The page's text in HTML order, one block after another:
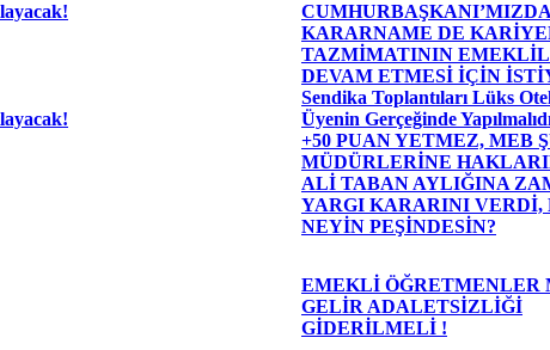
KARARNAME DE
TAZMİMATININ
DEVAM ETMESİ İÇİN
Sendika Toplantıları Lüks
Üyenin Gerçeğinde
+50 PUAN YETMEZ, MEB
MÜDÜRLERİNE
ALİ TABAN AYLIĞINA
YARGI KARARINI VERDİ,
NEYİN PEŞİNDESİN?
EMEKLİ ÖĞRETMENLER
GELİR ADALETSİZLİĞİ
GİDERİLMELİ !